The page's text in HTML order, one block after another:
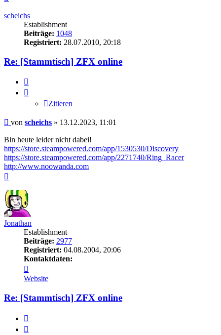
scheichs
Establishment
Beiträge: 1048
Registriert: 28.07.2010, 20:18
Re: [Stammtisch] ZFX online
Zitieren
Beitrag
von scheichs » 13.12.2023, 11:01
Bin heute leider nicht dabei!
https://store.steampowered.com/app/1530530/Discovery
https://store.steampowered.com/app/2271740/Ring_Racer
http://www.noowanda.com
Jonathan
Establishment
Beiträge: 2977
Registriert: 04.08.2004, 20:06
Kontaktdaten:
von
Jonathan
Website
Re: [Stammtisch] ZFX online